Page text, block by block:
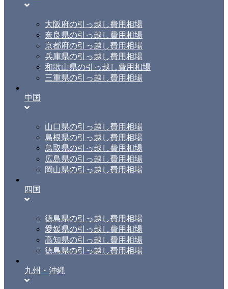
大阪府の引っ越し費用相場
奈良県の引っ越し費用相場
京都府の引っ越し費用相場
兵庫県の引っ越し費用相場
和歌山県の引っ越し費用相場
三重県の引っ越し費用相場
中国
山口県の引っ越し費用相場
島根県の引っ越し費用相場
鳥取県の引っ越し費用相場
広島県の引っ越し費用相場
岡山県の引っ越し費用相場
四国
徳島県の引っ越し費用相場
愛媛県の引っ越し費用相場
高知県の引っ越し費用相場
徳島県の引っ越し費用相場
九州・沖縄